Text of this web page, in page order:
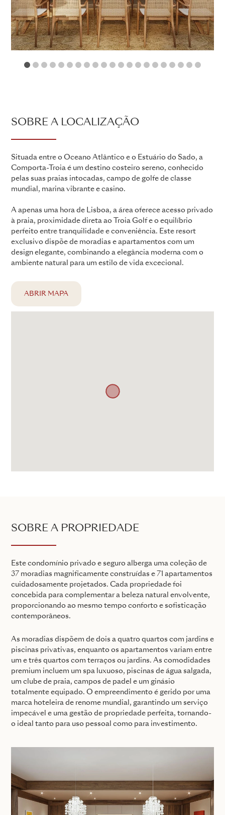
1 2 3 4 5 6 7 8 9 1011 12131415161718
SOBRE A LOCALIZAÇÃO
Situada entre o Oceano Atlântico e o Estuário do Sado, a
Comporta-Troia é um destino costeiro sereno, conhecido
pelas suas praias intocadas, campo de golfe de classe
mundial, marina vibrante e casino.
A apenas uma hora de Lisboa, a área oferece acesso privado
à praia, proximidade direta ao Troia Golf e o equilíbrio
perfeito entre tranquilidade e conveniência. Este resort
exclusivo dispõe de moradias e apartamentos com um
design elegante, combinando a elegância moderna com o
ambiente natural para um estilo de vida excecional.
ABRIR MAPA
SOBRE A PROPRIEDADE
Este condomínio privado e seguro alberga uma coleção de
37 moradias magnificamente construídas e 71 apartamentos
cuidadosamente projetados. Cada propriedade foi
concebida para complementar a beleza natural envolvente,
proporcionando ao mesmo tempo conforto e sofisticação
contemporâneos.
As moradias dispõem de dois a quatro quartos com jardins e
piscinas privativas, enquanto os apartamentos variam entre
um e três quartos com terraços ou jardins. As comodidades
premium incluem um spa luxuoso, piscinas de água salgada,
um clube de praia, campos de padel e um ginásio
totalmente equipado. O empreendimento é gerido por uma
marca hoteleira de renome mundial, garantindo um serviço
impecável e uma gestão de propriedade perfeita, tornando-
o ideal tanto para uso pessoal como para investimento.